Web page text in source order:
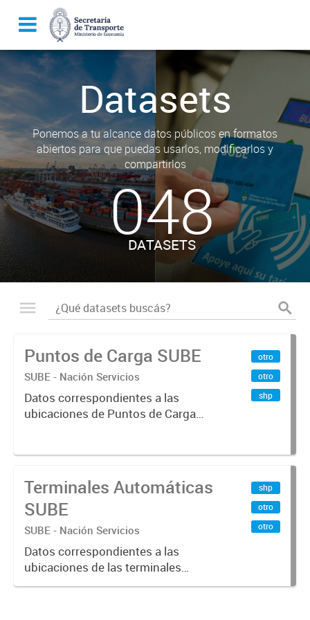
Datasets
Ponemos a tu alcance datos públicos en formatos
abiertos para que puedas usarlos, modificarlos y
compartirlos
048
DATASETS
Puntos de Carga SUBE
SUBE - Nación Servicios
Datos correspondientes a las
ubicaciones de Puntos de Carga
otro
otro
shp
Terminales Automáticas
SUBE
SUBE - Nación Servicios
Datos correspondientes a las
ubicaciones de las terminales
automáticas de auto servicio (TAS)
shp
otro
otro